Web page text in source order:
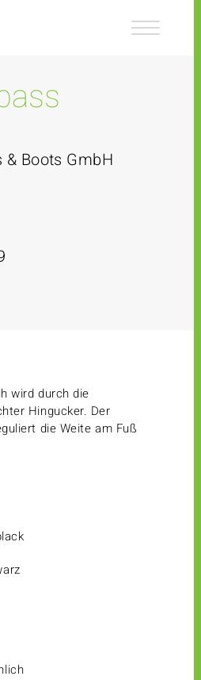
& Boots GmbH
wird durch die
Hingucker. Der
die Weite am Fuß